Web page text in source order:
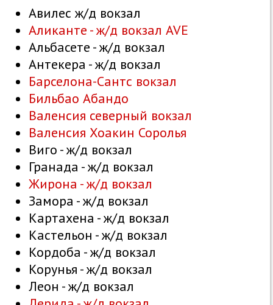
Авилес ж/д вокзал
Аликанте - ж/д вокзал AVE
Альбасете - ж/д вокзал
Антекера - ж/д вокзал
Барселона-Сантс вокзал
Бильбао Абандо
Валенсия северный вокзал
Валенсия Хоакин Соролья
Виго - ж/д вокзал
Гранада - ж/д вокзал
Жирона - ж/д вокзал
Замора - ж/д вокзал
Картахена - ж/д вокзал
Кастельон - ж/д вокзал
Кордоба - ж/д вокзал
Корунья - ж/д вокзал
Леон - ж/д вокзал